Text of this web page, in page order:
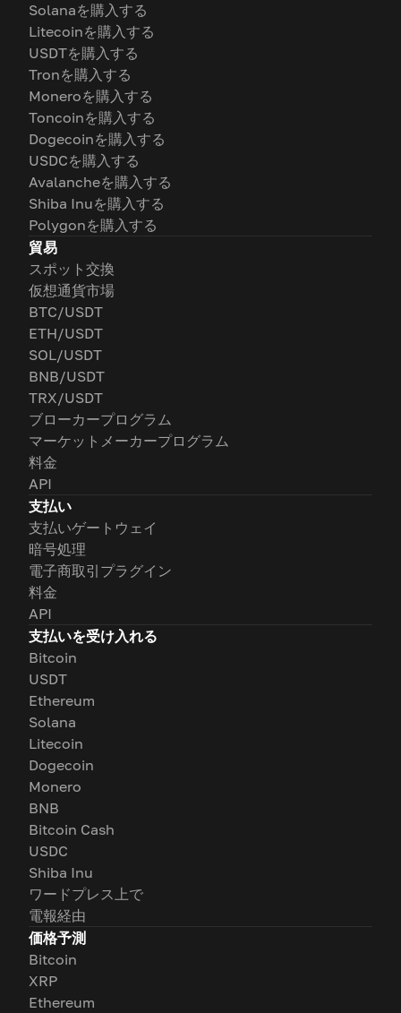
Solanaを購入する
Litecoinを購入する
USDTを購入する
Tronを購入する
Moneroを購入する
Toncoinを購入する
Dogecoinを購入する
USDCを購入する
Avalancheを購入する
Shiba Inuを購入する
Polygonを購入する
貿易
スポット交換
仮想通貨市場
BTC/USDT
ETH/USDT
SOL/USDT
BNB/USDT
TRX/USDT
ブローカープログラム
マーケットメーカープログラム
料金
API
支払い
支払いゲートウェイ
暗号処理
電子商取引プラグイン
料金
API
支払いを受け入れる
Bitcoin
USDT
Ethereum
Solana
Litecoin
Dogecoin
Monero
BNB
Bitcoin Cash
USDC
Shiba Inu
ワードプレス上で
電報経由
価格予測
Bitcoin
XRP
Ethereum